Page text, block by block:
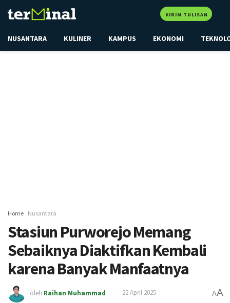
KIRIM TULISAN
NUSANTARA KULINER KAMPUS EKONOMI
Home Nusantara
Stasiun Purworejo Memang
Sebaiknya Diaktifkan Kembali
karena Banyak Manfaatnya
oleh Raihan Muhammad 22 April 2025 AA